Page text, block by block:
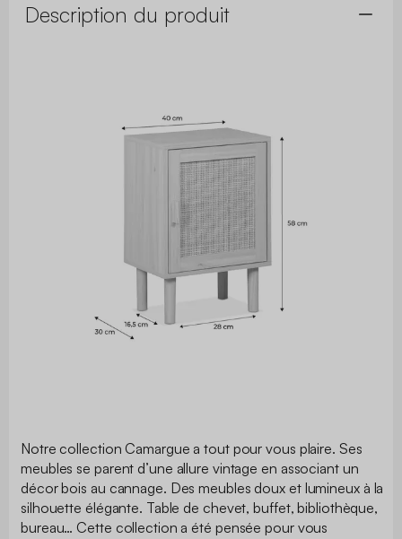
Description du produit
Notre collection Camargue a tout pour vous plaire. Ses
meubles se parent d’une allure vintage en associant un
décor bois au cannage. Des meubles doux et lumineux à la
silhouette élégante. Table de chevet, buffet, bibliothèque,
bureau… Cette collection a été pensée pour vous